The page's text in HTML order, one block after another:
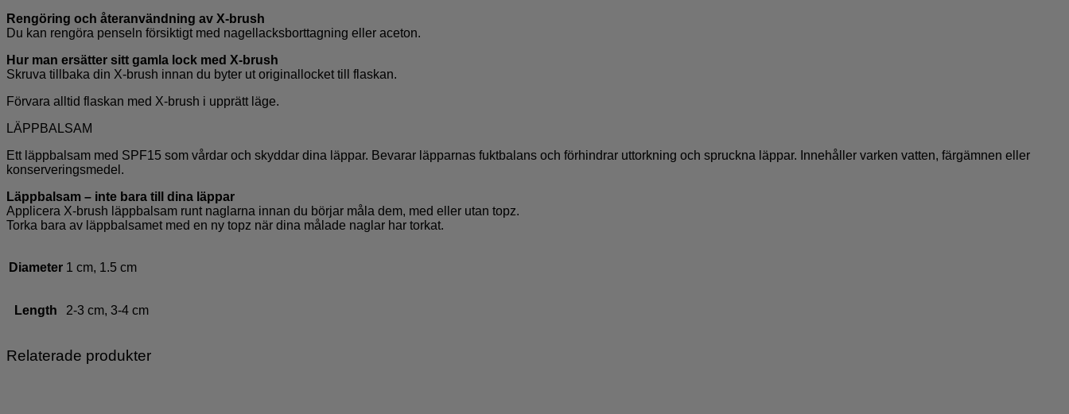
Rengöring och återanvändning av X-brush
Du kan rengöra penseln försiktigt med nagellacksborttagning eller aceton.
Hur man ersätter sitt gamla lock med X-brush
Skruva tillbaka din X-brush innan du byter ut originallocket till flaskan.
Förvara alltid flaskan med X-brush i upprätt läge.
LÄPPBALSAM
Ett läppbalsam med SPF15 som vårdar och skyddar dina läppar. Bevarar läpparnas fuktbalans och förhindrar uttorkning och spruckna läppar. Innehåller varken vatten, färgämnen eller
konserveringsmedel.
Läppbalsam – inte bara till dina läppar
Applicera X-brush läppbalsam runt naglarna innan du börjar måla dem, med eller utan topz.
Torka bara av läppbalsamet med en ny topz när dina målade naglar har torkat.
Diameter 1 cm, 1.5 cm
Length 2-3 cm, 3-4 cm
Relaterade produkter